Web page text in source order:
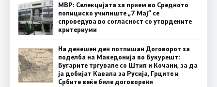
МВР: Селекцијата за прием во Средното
полициско училиште „7 Мај“ се
спроведува во согласност со утврдените
критериуми
На денешен ден потпишан Договорот за
поделба на Македонија во Букурешт:
Бугарите тргувале со Штип и Кочани, за да
ја добијат Кавала за Русија, Грците и
Србите веќе биле договорени